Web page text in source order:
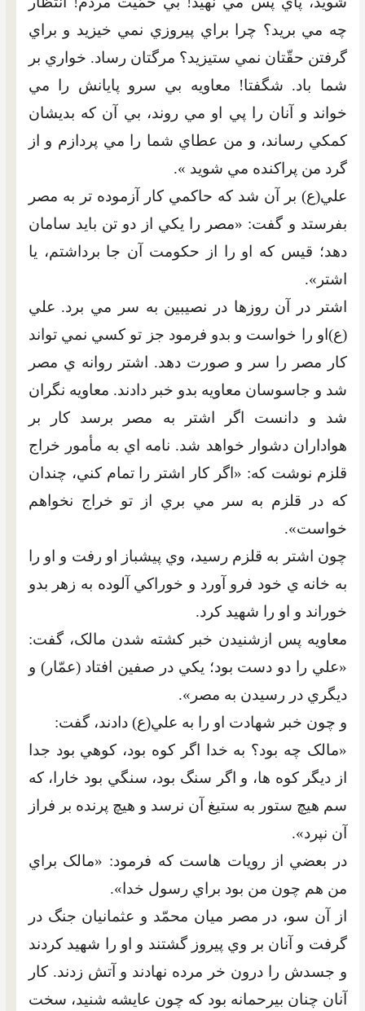
چه مي بريد؟ چرا براي پيروزي نمي خيزيد و براي
گرفتن حقّتان نمي ستيزيد؟ مرگتان رساد. خواري بر
شما باد. شگفتا! معاويه بي سرو پايانش را مي
خواند و آنان را پي او مي روند، بي آن که بديشان
کمکي رساند، و من عطاي شما را مي پردازم و از
گرد من پراکنده مي شويد ».
علي(ع) بر آن شد که حاکمي کار آزموده تر به مصر
بفرستد و گفت: «مصر را يکي از دو تن بايد سامان
دهد؛ قيس که او را از حکومت آن جا برداشتم، يا
اشتر».
اشتر در آن روزها در نصيبين به سر مي برد. علي
(ع)او را خواست و بدو فرمود جز تو کسي نمي تواند
کار مصر را سر و صورت دهد. اشتر روانه ي مصر
شد و جاسوسان معاويه بدو خبر دادند. معاويه نگران
شد و دانست اگر اشتر به مصر برسد کار بر
هواداران دشوار خواهد شد. نامه اي به مأمور خراج
قلزم نوشت که: «اگر کار اشتر را تمام کني، چندان
که در قلزم به سر مي بري از تو خراج نخواهم
خواست».
چون اشتر به قلزم رسيد، وي پيشباز او رفت و او را
به خانه ي خود فرو آورد و خوراکي آلوده به زهر بدو
خوراند و او را شهيد کرد.
معاويه پس ازشنيدن خبر کشته شدن مالک، گفت:
«علي را دو دست بود؛ يکي در صفين افتاد (عمّار) و
ديگري در رسيدن به مصر».
و چون خبر شهادت او را به علي(ع) دادند، گفت:
«مالک چه بود؟ به خدا اگر کوه بود، کوهي بود جدا
از ديگر کوه ها، و اگر سنگ بود، سنگي بود خارا، که
سم هيچ ستور به ستيغ آن نرسد و هيچ پرنده بر فراز
آن نپرد».
در بعضي از رويات هاست که فرمود: «مالک براي
من هم چون من بود براي رسول خدا».
از آن سو، در مصر ميان محمّد و عثمانيان جنگ در
گرفت و آنان بر وي پيروز گشتند و او را شهيد کردند
و جسدش را درون خر مرده نهادند و آتش زدند. کار
آنان چنان بيرحمانه بود که چون عايشه شنيد، سخت